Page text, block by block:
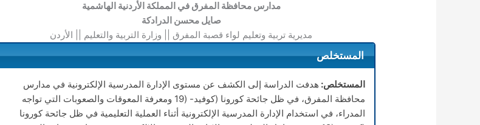
مدارس محافظة المفرق في المملكة الأردنية الهاشمية
صايل محسن الدرادكة
مديرية تربية وتعليم لواء قصبة المفرق || وزارة التربية والتعليم || الأردن
المستخلص
المستخلص: هدفت الدراسة إلى الكشف عن مستوى الإدارة المدرسية الإلكترونية في مدارس
محافظة المفرق، في ظل جائحة كورونا (كوفيد- (19 ومعرفة المعوقات والصعوبات التي تواجه
المدراء، في استخدام الإدارة المدرسية الإلكترونية أثناء العملية التعليمية في ظل جائحة كورونا